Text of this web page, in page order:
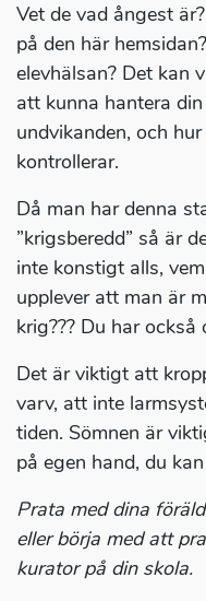
Vet de vad ångest
på den här
elevhälsan? Det kan
att kunna hantera
undvikanden, och
kontrollerar.
Då man har denna
”krigsberedd” så är
inte konstigt alls,
upplever att man är
krig??? Du har
Det är viktigt att
varv, att inte
tiden. Sömnen är
på egen hand, du
Prata med dina
eller börja med att
kurator på din skola.